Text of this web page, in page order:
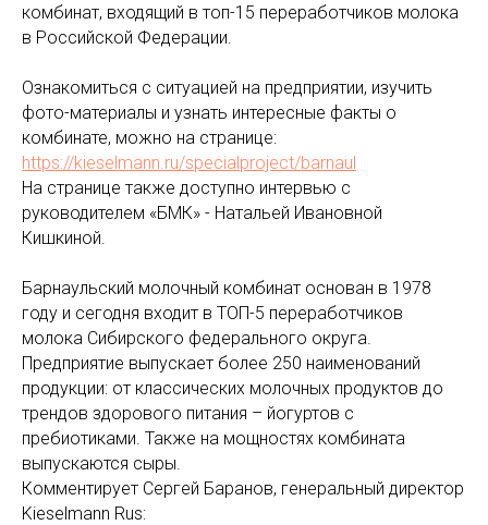
комбинат, входящий в топ-15 переработчиков молока
в Российской Федерации.
Ознакомиться с ситуацией на предприятии, изучить
фото-материалы и узнать интересные факты о
комбинате, можно на странице:
https://kieselmann.ru/specialproject/barnaul
На странице также доступно интервью с
руководителем «БМК» - Натальей Ивановной
Кишкиной.
Барнаульский молочный комбинат основан в 1978
году и сегодня входит в ТОП-5 переработчиков
молока Сибирского федерального округа.
Предприятие выпускает более 250 наименований
продукции: от классических молочных продуктов до
трендов здорового питания – йогуртов с
пребиотиками. Также на мощностях комбината
выпускаются сыры.
Комментирует Сергей Баранов, генеральный директор
Kieselmann Rus: